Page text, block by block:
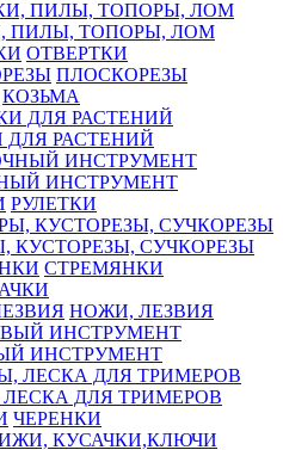
ПИЛЫ, ТОПОРЫ, ЛОМ
ОТВЕРТКИ
ПЛОСКОРЕЗЫ
КОЗЬМА
ДЛЯ РАСТЕНИЙ
ИНСТРУМЕНТ
РУЛЕТКИ
КУСТОРЕЗЫ, СУЧКОРЕЗЫ
СТРЕМЯНКИ
НОЖИ, ЛЕЗВИЯ
ИНСТРУМЕНТ
ДЛЯ ТРИМЕРОВ
ЧЕРЕНКИ